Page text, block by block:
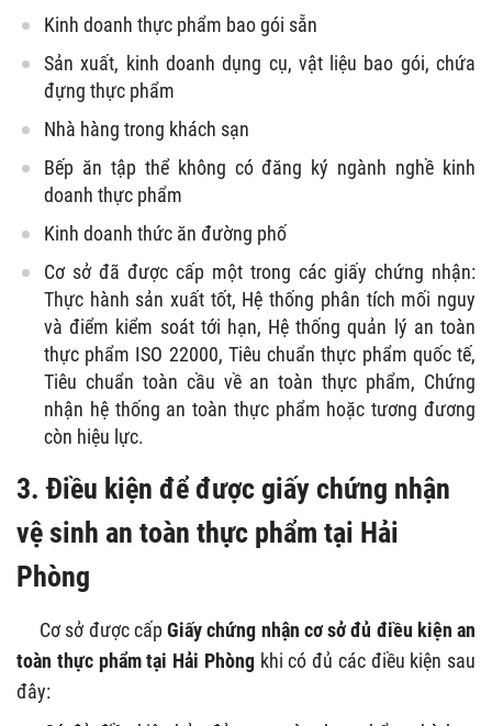
Kinh doanh thực phẩm bao gói sẵn
Sản xuất, kinh doanh dụng cụ, vật liệu bao gói, chứa
đựng thực phẩm
Nhà hàng trong khách sạn
Bếp ăn tập thể không có đăng ký ngành nghề kinh
doanh thực phẩm
Kinh doanh thức ăn đường phố
Cơ sở đã được cấp một trong các giấy chứng nhận:
Thực hành sản xuất tốt, Hệ thống phân tích mối nguy
và điểm kiểm soát tới hạn, Hệ thống quản lý an toàn
thực phẩm ISO 22000, Tiêu chuẩn thực phẩm quốc tế,
Tiêu chuẩn toàn cầu về an toàn thực phẩm, Chứng
nhận hệ thống an toàn thực phẩm hoặc tương đương
còn hiệu lực.
3. Điều kiện để được giấy chứng nhận
vệ sinh an toàn thực phẩm tại Hải
Phòng
Cơ sở được cấpGiấy chứng nhận cơ sở đủ điều kiện an
toàn thực phẩm tại Hải Phòng khi có đủ các điều kiện sau
đây: